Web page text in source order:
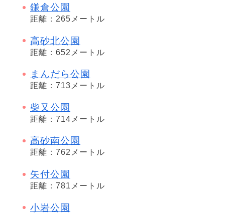
鎌倉公園
距離：265メートル
高砂北公園
距離：652メートル
まんだら公園
距離：713メートル
柴又公園
距離：714メートル
高砂南公園
距離：762メートル
矢付公園
距離：781メートル
小岩公園